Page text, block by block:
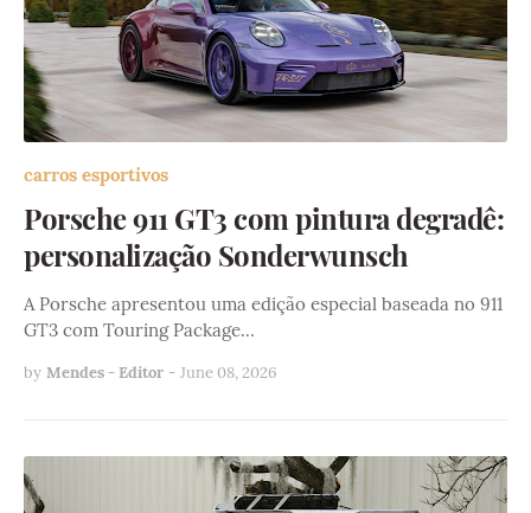
carros esportivos
Porsche 911 GT3 com pintura degradê:
personalização Sonderwunsch
A Porsche apresentou uma edição especial baseada no 911
GT3 com Touring Package…
by Mendes - Editor - June 08, 2026